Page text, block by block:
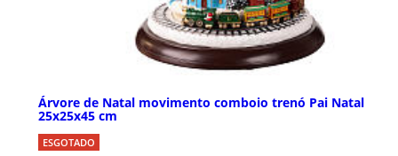
Árvore de Natal movimento comboio trenó Pai Natal
25x25x45 cm
ESGOTADO